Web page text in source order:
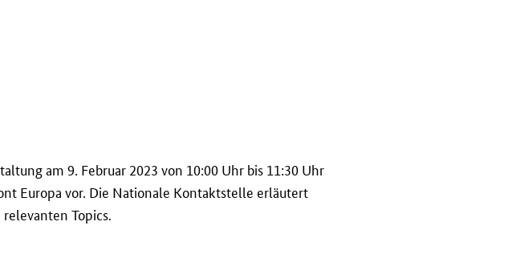
am 9. Februar 2023 von 10:00 Uhr bis 11:30 Uhr
Europa vor. Die Nationale Kontaktstelle erläutert
relevanten Topics.